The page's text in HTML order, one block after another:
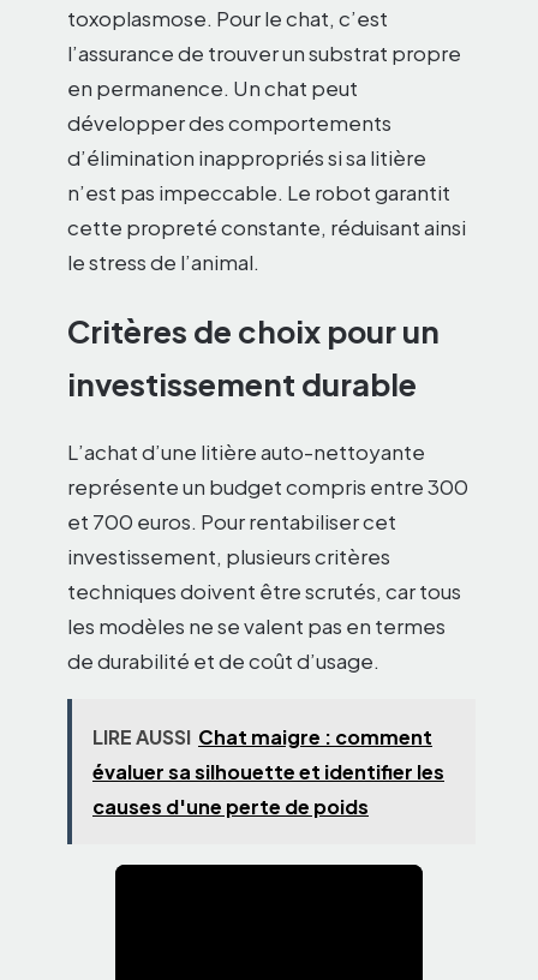
toxoplasmose. Pour le chat, c’est
l’assurance de trouver un substrat propre
en permanence. Un chat peut
développer des comportements
d’élimination inappropriés si sa litière
n’est pas impeccable. Le robot garantit
cette propreté constante, réduisant ainsi
le stress de l’animal.
Critères de choix pour un
investissement durable
L’achat d’une litière auto-nettoyante
représente un budget compris entre 300
et 700 euros. Pour rentabiliser cet
investissement, plusieurs critères
techniques doivent être scrutés, car tous
les modèles ne se valent pas en termes
de durabilité et de coût d’usage.
LIRE AUSSI Chat maigre : comment
évaluer sa silhouette et identifier les
causes d'une perte de poids